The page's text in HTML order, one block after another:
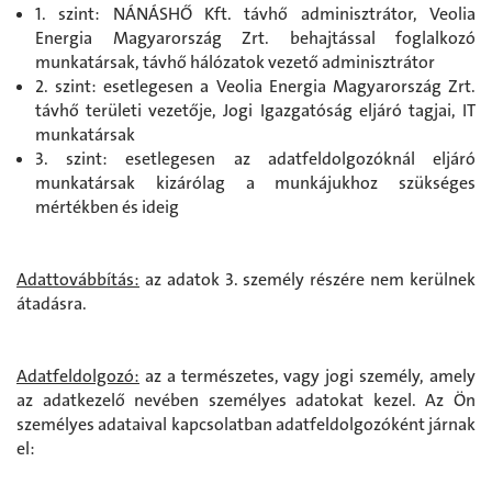
1. szint: NÁNÁSHŐ Kft. távhő adminisztrátor, Veolia
Energia Magyarország Zrt. behajtással foglalkozó
munkatársak, távhő hálózatok vezető adminisztrátor
2. szint: esetlegesen a Veolia Energia Magyarország Zrt.
távhő területi vezetője, Jogi Igazgatóság eljáró tagjai, IT
munkatársak
3. szint: esetlegesen az adatfeldolgozóknál eljáró
munkatársak kizárólag a munkájukhoz szükséges
mértékben és ideig
Adattovábbítás: az adatok 3. személy részére nem kerülnek
átadásra.
Adatfeldolgozó: az a természetes, vagy jogi személy, amely
az adatkezelő nevében személyes adatokat kezel. Az Ön
személyes adataival kapcsolatban adatfeldolgozóként járnak
el: